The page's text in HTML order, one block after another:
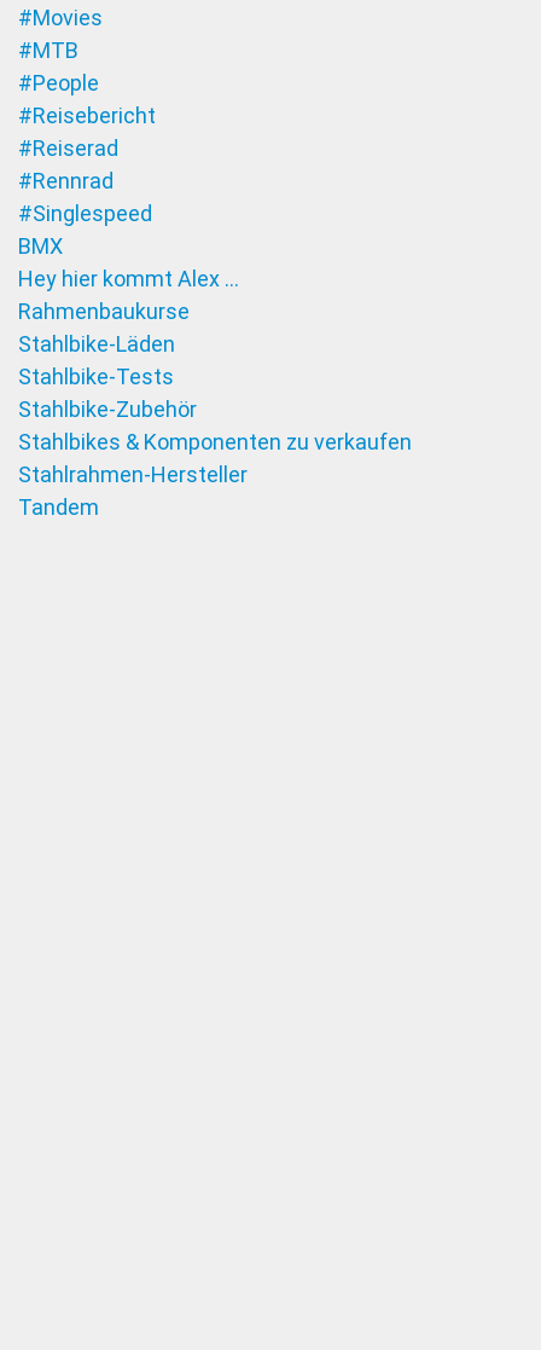
#Movies
#MTB
#People
#Reisebericht
#Reiserad
#Rennrad
#Singlespeed
BMX
Hey hier kommt Alex …
Rahmenbaukurse
Stahlbike-Läden
Stahlbike-Tests
Stahlbike-Zubehör
Stahlbikes & Komponenten zu verkaufen
Stahlrahmen-Hersteller
Tandem